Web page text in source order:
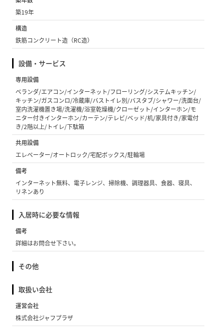
築19年
構造
鉄筋コンクリート造（RC造）
設備・サービス
専用設備
ベランダ/エアコン/インターネット/フローリング/システムキッチン/
キッチン/ガスコンロ/冷蔵庫/バストイレ別/バスタブ/シャワー/洗面台/
室内洗濯機置き場/洗濯機/浴室乾燥機/クローゼット/インターホン/モ
ニター付きインターホン/カーテン/テレビ/ベッド/机/家具付き/家電付
き/2階以上/トイレ/下駄箱
共用設備
エレベーター/オートロック/宅配ボックス/駐輪場
備考
インターネット無料、電子レンジ、掃除機、調理器具、食器、寝具、
リネンあり
入居時に必要な情報
備考
詳細はお問合せ下さい。
その他
取扱い会社
運営会社
株式会社ジャフプラザ